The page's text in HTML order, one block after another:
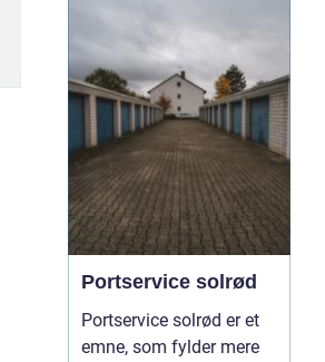
påvirker resultater,
strategier og
forandringe...
Portservice solrød
Portservice solrød er et
emne, som fylder mere